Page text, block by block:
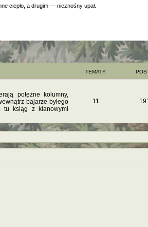
ciepło, a drugim — nieznośny upał.
TEMATY
potężne kolumny,
bajarze byłego
tu ksiąg z klanowymi
11